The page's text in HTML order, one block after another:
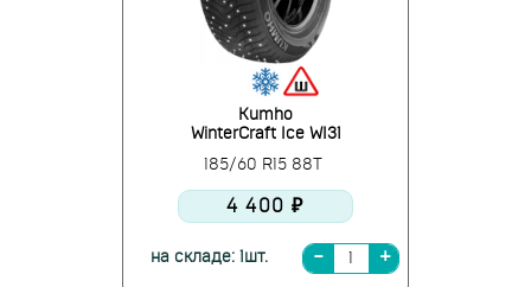
Kumho
WinterCraft Ice WI31
185/60 R15 88T
4 400 ₽
на складе: 1шт.